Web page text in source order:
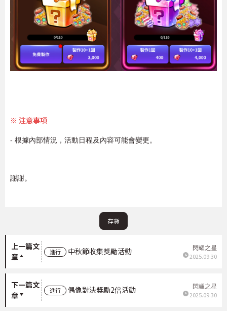
※ 注意事項
- 根據內部情況，活動日程及內容可能會變更。
謝謝。
存貨
上一篇文
章
進行 中秋節收集獎勵活動 閃耀之星
2025.09.30
下一篇文
章
進行 偶像對決獎勵2倍活動 閃耀之星
2025.09.30